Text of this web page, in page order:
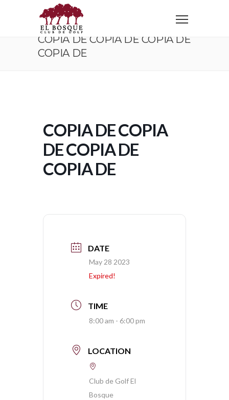
Home Copia de Copia de Copia de Copia de
COPIA DE COPIA DE COPIA DE
COPIA DE
COPIA DE COPIA
DE COPIA DE
COPIA DE
DATE
May 28 2023
Expired!
TIME
8:00 am - 6:00 pm
LOCATION
Club de Golf El
Bosque